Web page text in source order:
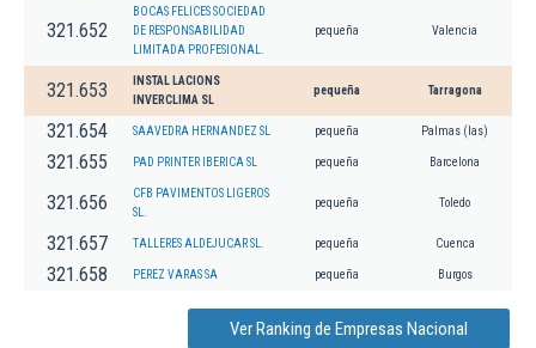
321.652
BOCAS FELICES SOCIEDAD
DE RESPONSABILIDAD
LIMITADA PROFESIONAL.
pequeña Valencia
321.653
INSTAL LACIONS
INVERCLIMA SL
pequeña Tarragona
321.654 SAAVEDRA HERNANDEZ SL pequeña Palmas (las)
321.655 PAD PRINTER IBERICA SL pequeña Barcelona
321.656
CFB PAVIMENTOS LIGEROS
SL.
pequeña Toledo
321.657 TALLERES ALDEJUCAR SL. pequeña Cuenca
321.658 PEREZ VARAS SA pequeña Burgos
Ver Ranking de Empresas Nacional